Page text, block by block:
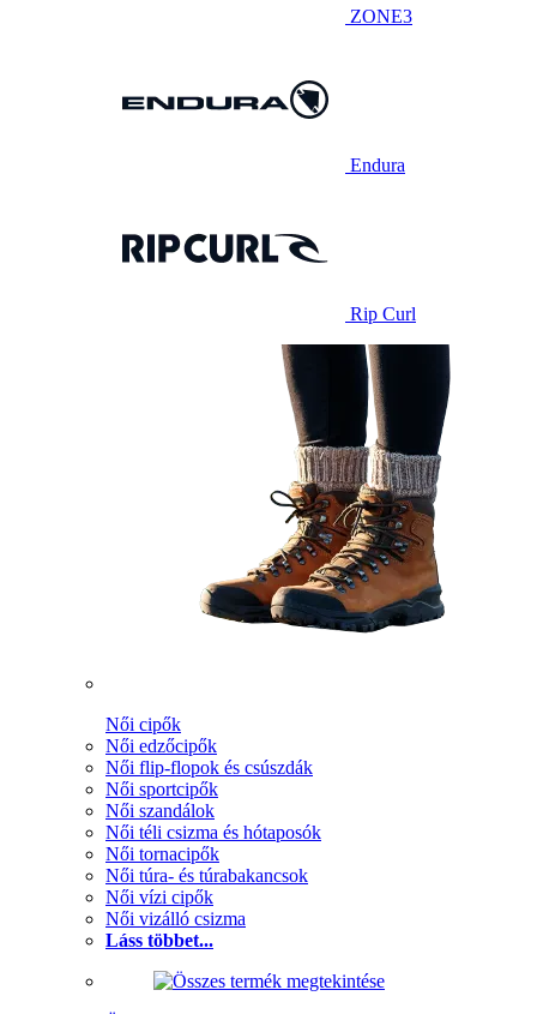
ZONE3
Endura
Rip Curl
Női cipők
Női edzőcipők
Női flip-flopok és csúszdák
Női sportcipők
Női szandálok
Női téli csizma és hótaposók
Női tornacipők
Női túra- és túrabakancsok
Női vízi cipők
Női vizálló csizma
Láss többet...